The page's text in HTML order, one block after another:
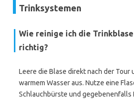
Trinksystemen
Wie reinige ich die Trinkblase
richtig?
Leere die Blase direkt nach der Tour
warmem Wasser aus. Nutze eine
Schlauchbürste und gegebenenfalls